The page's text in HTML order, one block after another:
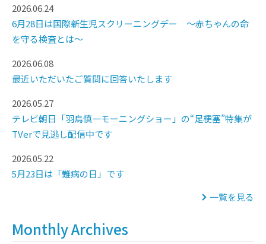
2026.06.24
6月28日は国際新生児スクリーニングデー ～赤ちゃんの命
を守る検査とは～
2026.06.08
最近いただいたご質問に回答いたします
2026.05.27
テレビ朝日「羽鳥慎一モーニングショー」の“足梗塞”特集が
TVerで見逃し配信中です
2026.05.22
5月23日は「難病の日」です
一覧を見る
Monthly Archives